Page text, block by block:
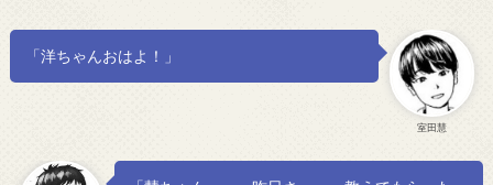
室田慧
「洋ちゃんおはよ！」